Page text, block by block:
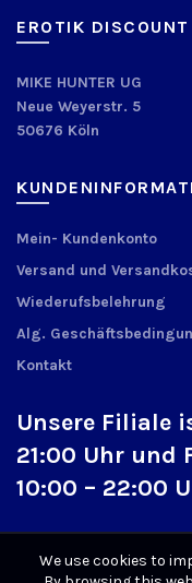
EROTIK
MIKE HUNTER UG
Neue Weyerstr. 5
50676 Köln
Mein- Kundenkonto
Versand und
Wiederufsbelehrung
Alg.
Kontakt
Unsere Filiale
21:00 Uhr und
10:00 – 22:00
We use cookies to